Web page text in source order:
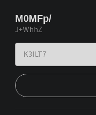
M0MFp/
J+WhhZ